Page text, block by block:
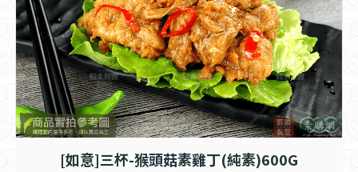
[如意]三杯-猴頭菇素雞丁(純素)600G